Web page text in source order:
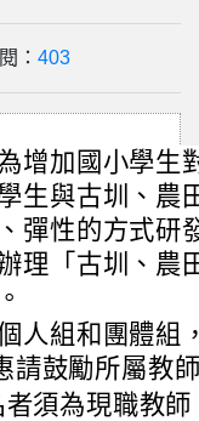
： 403
增加國小學生
生與古圳、農
彈性的方式研
理「古圳、農
人組和團體組
請鼓勵所屬教
須為現職教